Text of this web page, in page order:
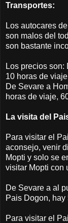
Transportes:
Los autocares
son malos del
son bastante
Los precios
10 horas de
De Sevare a
horas de viaje,
La visita del
Para visitar el
aconsejo, venir
Mopti y solo se
visitar Mopti con
De Sevare a al
Pais Dogon, hay
Para visitar el